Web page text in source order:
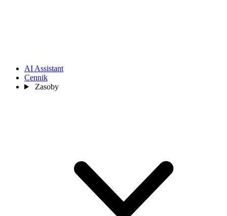
AI Assistant
Cennik
Zasoby